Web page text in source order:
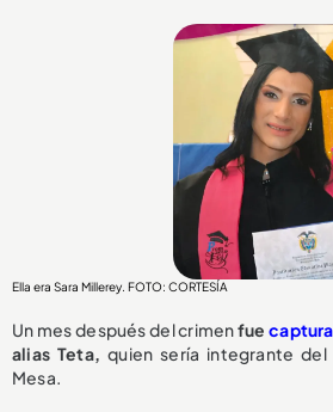
Ella era Sara Millerey. FOTO: CORTESÍA
Un mes después del crimenfue
alias Teta,quien sería integrante del
Mesa.